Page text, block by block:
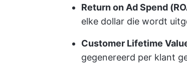
Return on Ad Spend
elke dollar die wordt
Customer Lifetime
gegenereerd per klant